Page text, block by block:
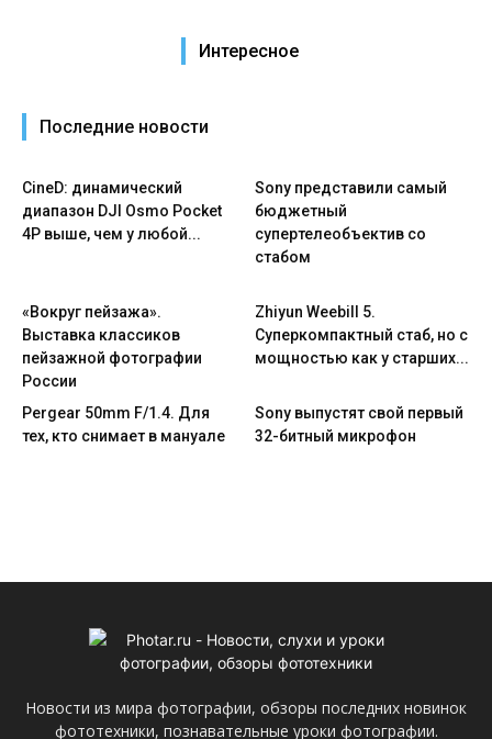
Интересное
Последние новости
CineD: динамический
диапазон DJI Osmo Pocket
4P выше, чем у любой...
Sony представили самый
бюджетный
супертелеобъектив со
стабом
«Вокруг пейзажа».
Выставка классиков
пейзажной фотографии
России
Zhiyun Weebill 5.
Cуперкомпактный стаб, но с
мощностью как у старших...
Pergear 50mm F/1.4. Для
тех, кто снимает в мануале
Sony выпустят свой первый
32-битный микрофон
Новости из мира фотографии, обзоры последних новинок
фототехники, познавательные уроки фотографии.